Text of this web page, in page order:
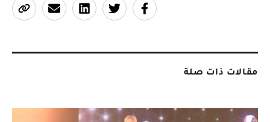
مقالات ذات صلة